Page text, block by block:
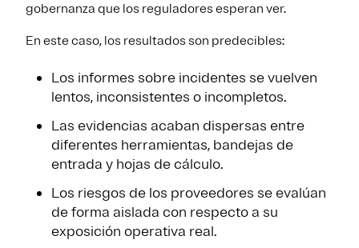
gobernanza que los reguladores esperan ver.
En este caso, los resultados son predecibles:
Los informes sobre incidentes se vuelven
lentos, inconsistentes o incompletos.
Las evidencias acaban dispersas entre
diferentes herramientas, bandejas de
entrada y hojas de cálculo.
Los riesgos de los proveedores se evalúan
de forma aislada con respecto a su
exposición operativa real.